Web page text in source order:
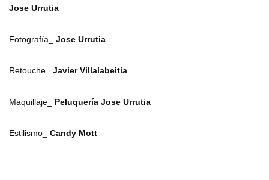
Jose Urrutia
Fotografía_ Jose Urrutia
Retouche_ Javier Villalabeitia
Maquillaje_ Peluquería Jose Urrutia
Estilismo_ Candy Mott